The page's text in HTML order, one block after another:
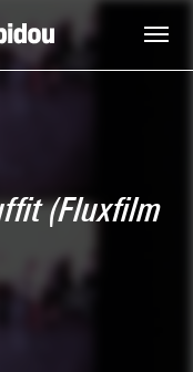
(Fluxfilm